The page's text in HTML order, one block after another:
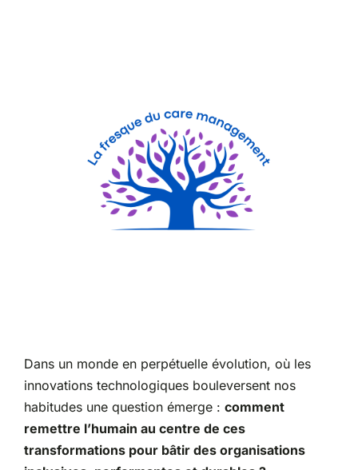
Dans un monde en perpétuelle évolution, où les
innovations technologiques bouleversent nos
habitudes une question émerge : comment
remettre l’humain au centre de ces
transformations pour bâtir des organisations